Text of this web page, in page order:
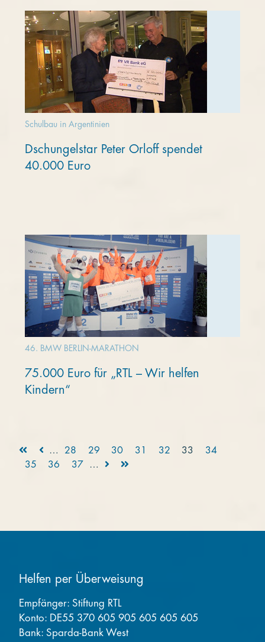
Schulbau in Argentinien
Dschungelstar Peter Orloff spendet
40.000 Euro
46. BMW BERLIN-MARATHON
75.000 Euro für „RTL – Wir helfen
Kindern“
… 28 29 30 31 32 33
34
35
36 37 …
Helfen per Überweisung
Empfänger: Stiftung RTL
Konto: DE55 370 605 905 605 605 605
Bank: Sparda-Bank West